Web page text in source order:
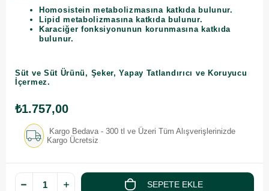
Homosistein metabolizmasına katkıda bulunur.
Lipid metabolizmasına katkıda bulunur.
Karaciğer fonksiyonunun korunmasına katkıda
bulunur.
Süt ve Süt Ürünü, Şeker, Yapay Tatlandırıcı ve Koruyucu
İçermez.
₺1.757,00
Kargo Bedava - 300 tl ve Üzeri Tüm Alışverişlerinizde
Kargo Ücretsiz